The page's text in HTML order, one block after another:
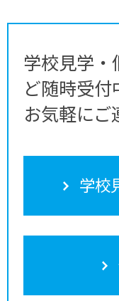
学校見学・
ど随時受付
お気軽にご
学校